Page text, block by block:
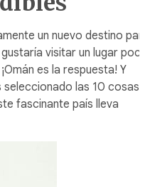
un nuevo destino
visitar un lugar
es la respuesta! Y
las 10 cosas
fascinante país lleva